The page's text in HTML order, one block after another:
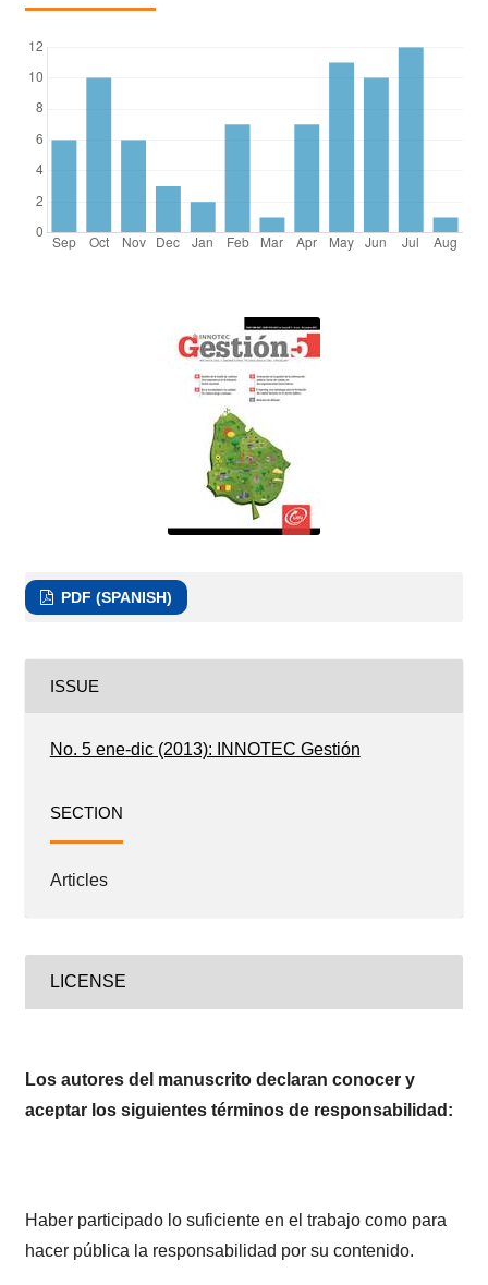
PDF (SPANISH)
ISSUE
No. 5 ene-dic (2013): INNOTEC Gestión
SECTION
Articles
LICENSE
Los autores del manuscrito declaran conocer y
aceptar los siguientes términos de responsabilidad:
Haber participado lo suficiente en el trabajo como para
hacer pública la responsabilidad por su contenido.